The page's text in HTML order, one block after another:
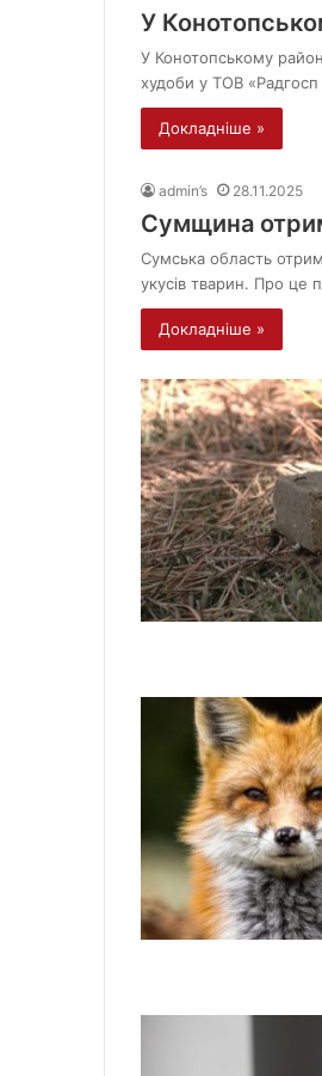
У
У Конотопському
худоби у ТОВ
Докладніше »
admin’s 28.11.2025
Сумщина
Сумська область
укусів тварин. Про це
Докладніше »